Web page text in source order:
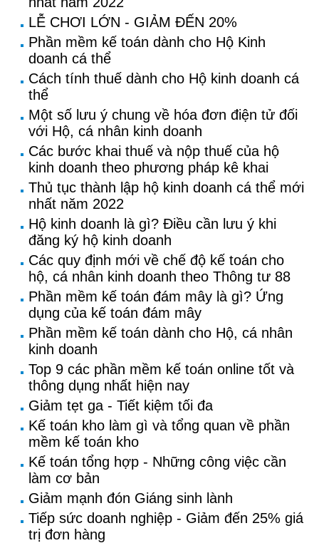
LỄ CHƠI LỚN - GIẢM ĐẾN 20%
Phần mềm kế toán dành cho Hộ Kinh
doanh cá thể
Cách tính thuế dành cho Hộ kinh doanh cá
thể
Một số lưu ý chung về hóa đơn điện tử đối
với Hộ, cá nhân kinh doanh
Các bước khai thuế và nộp thuế của hộ
kinh doanh theo phương pháp kê khai
Thủ tục thành lập hộ kinh doanh cá thể mới
nhất năm 2022
Hộ kinh doanh là gì? Điều cần lưu ý khi
đăng ký hộ kinh doanh
Các quy định mới về chế độ kế toán cho
hộ, cá nhân kinh doanh theo Thông tư 88
Phần mềm kế toán đám mây là gì? Ứng
dụng của kế toán đám mây
Phần mềm kế toán dành cho Hộ, cá nhân
kinh doanh
Top 9 các phần mềm kế toán online tốt và
thông dụng nhất hiện nay
Giảm tẹt ga - Tiết kiệm tối đa
Kế toán kho làm gì và tổng quan về phần
mềm kế toán kho
Kế toán tổng hợp - Những công việc cần
làm cơ bản
Giảm mạnh đón Giáng sinh lành
Tiếp sức doanh nghiệp - Giảm đến 25% giá
trị đơn hàng